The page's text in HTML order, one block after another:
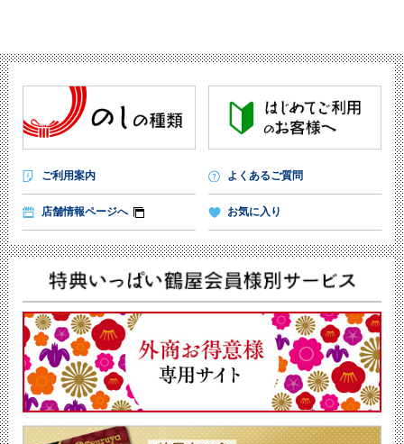
ご利用案内 よくあるご質問
店舗情報ページへ お気に入り